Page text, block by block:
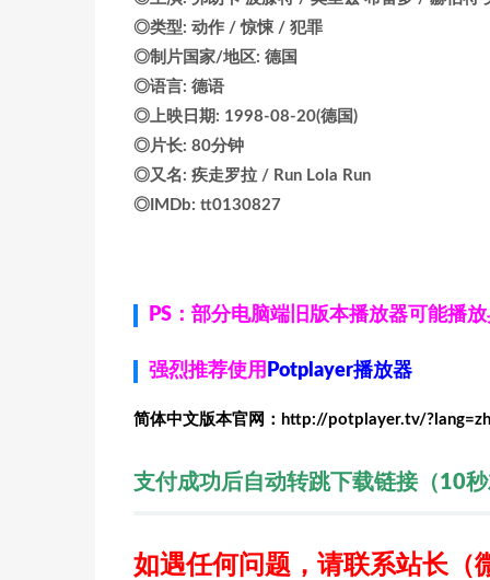
◎类型: 动作 / 惊悚 / 犯罪
◎制片国家/地区: 德国
◎语言: 德语
◎上映日期: 1998-08-20(德国)
◎片长: 80分钟
◎又名: 疾走罗拉 / Run Lola Run
◎IMDb: tt0130827
PS：部分电脑端旧版本播放器可能播
强烈推荐使用 Potplayer播放器
简体中文版本官网：http://potplayer.tv/
支付成功后自动转跳下载链接（10
如遇任何问题，请联系站长（